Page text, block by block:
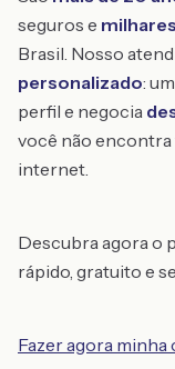
seguros e
Brasil. Nosso
personalizado:
perfil e negocia
você não encontra
internet.
Descubra agora o
rápido, gratuito e
Fazer agora